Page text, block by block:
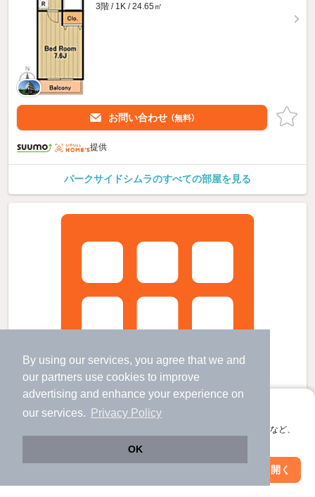
By using our services, you agree that we and
our partners use cookies to improve
advertising and enhance your experience on
our services.
Privacy Policy
OK
アプリに切り替えて、サクサクお部屋探し
会員登録なしですぐ使える。マップ検索やお気に入り保存など、
アプリを開く
3階 / 1K / 24.65㎡
お問い合わせ （無料）
提供
パークサイドシムラのすべての部屋を見る
絞り込み条件を変更